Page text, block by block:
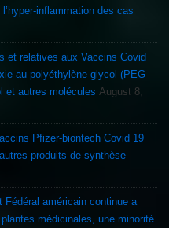
et relatives aux Vaccins Covid
au polyéthylène glycol (PEG
et autres molécules August 8,
Pfizer-biontech Covid 19
produits de synthèse
Fédéral américain continue a
médicinales, une minorité